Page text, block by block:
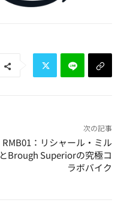
次の記事
RMB01：リシャール・ミル
とBrough Superiorの究極コ
ラボバイク